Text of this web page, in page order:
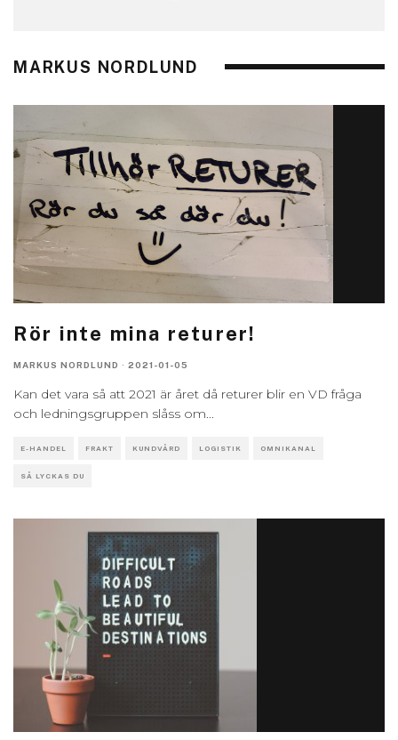
MARKUS NORDLUND
Rör inte mina returer!
MARKUS NORDLUND · 2021-01-05
Kan det vara så att 2021 är året då returer blir en VD fråga
och ledningsgruppen slåss om...
E-HANDEL FRAKT KUNDVÅRD LOGISTIK OMNIKANAL
SÅ LYCKAS DU